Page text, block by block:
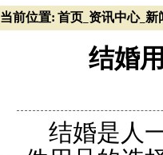
当前位置: 首页 资讯中心_ 新
结婚
结婚是人一